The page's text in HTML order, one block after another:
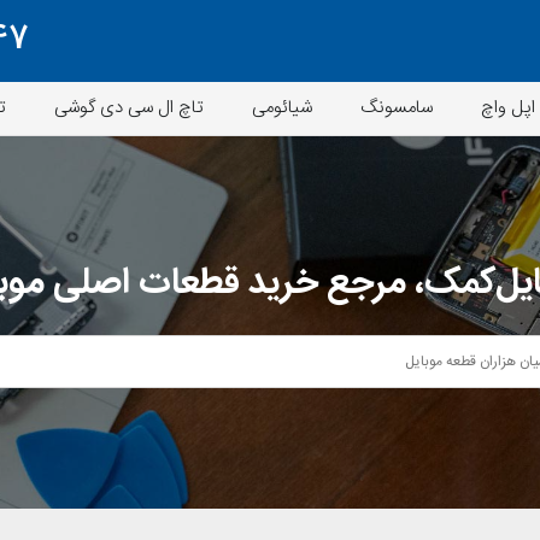
اپل واچ سامسونگ شیائومی تاچ ال سی دی گوشی
مرجع خرید قطعات اصلی